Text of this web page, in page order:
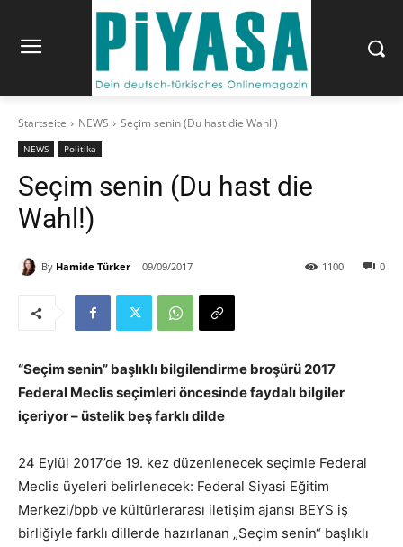
Startseite NEWS Seçim senin (Du hast die Wahl!)
NEWS Politika
Seçim senin (Du hast die
Wahl!)
By Hamide Türker 09/09/2017 0
1100
“Seçim senin” başlıklı bilgilendirme broşürü 2017
Federal Meclis seçimleri öncesinde faydalı bilgiler
içeriyor – üstelik beş farklı dilde
24 Eylül 2017’de 19. kez düzenlenecek seçimle Federal
Meclis üyeleri belirlenecek: Federal Siyasi Eğitim
Merkezi/bpb ve kültürlerarası iletişim ajansı BEYS iş
birliğiyle farklı dillerde hazırlanan „Seçim senin“ başlıklı